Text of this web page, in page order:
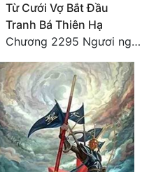
Từ Cưới Vợ Bắt Đầu
Tranh Bá Thiên Hạ
Chương 2295 Ngươi nghĩ chuyện Đại Viêm tiên triều làm có thể giấu được thiên hạ sao?